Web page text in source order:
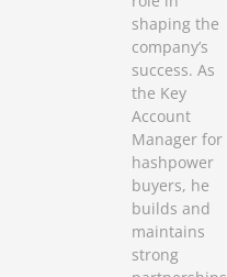
shaping the
company’s
success. As
the Key
Account
Manager for
hashpower
buyers, he
builds and
maintains
strong